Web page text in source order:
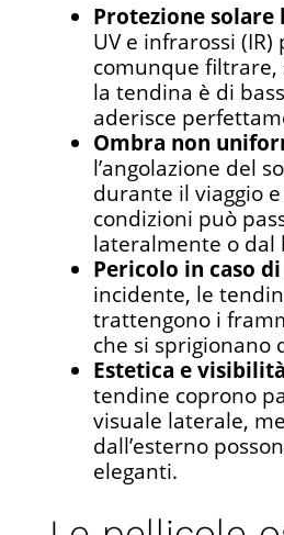
Protezione
UV e infrarossi (IR)
comunque
la tendina è di
aderisce
Ombra non
l’angolazione del
durante il viaggio
condizioni può
lateralmente o dal
Pericolo in caso
incidente, le
trattengono i
che si sprigionano
Estetica e visibilità
tendine coprono
visuale laterale,
dall’esterno
eleganti.